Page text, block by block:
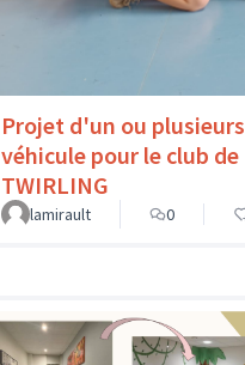
Projet d'un ou plusieurs
véhicule pour le club de
TWIRLING
lamirault 0